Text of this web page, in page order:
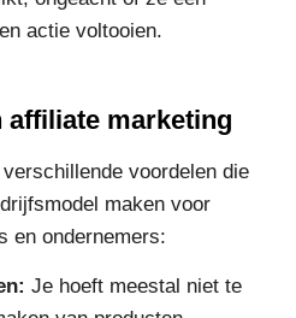
actie voltooien.
affiliate marketing
voordelen die
maken voor
en ondernemers:
Je hoeft meestal niet te